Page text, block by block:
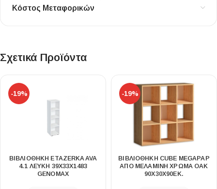
Κόστος Μεταφορικών
Σχετικά Προϊόντα
-19%
ΒΙΒΛΙΟΘΉΚΗ ETAZERKA AVA
4.1 ΛΕΥΚΉ 39X33X1483
GENOMAX
-19%
ΒΙΒΛΙΟΘΉΚΗ CUBE MEGAPAP
ΑΠΌ ΜΕΛΑΜΊΝΗ ΧΡΏΜΑ OAK
90X30X90ΕΚ.